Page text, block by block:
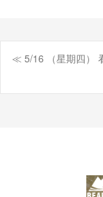
Post
≪ 5/16 （星期四）